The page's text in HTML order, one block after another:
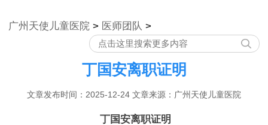
广州天使儿童医院 > 医师团队 >
丁国安离职证明
文章发布时间：2025-12-24 文章来源：广州天使儿童医院
丁国安离职证明